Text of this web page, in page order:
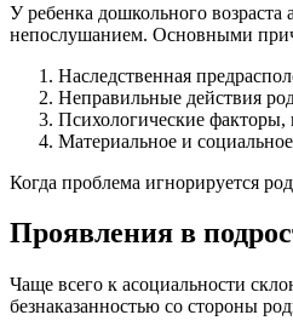
У ребенка дошкольного
непослушанием. Основными
Наследственная
Неправильные действия
Психологические факторы,
Материальное и
Когда проблема игнорируется
Проявления в
Чаще всего к асоциальности
безнаказанностью со стороны